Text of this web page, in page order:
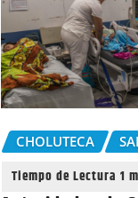
CHOLUTECA